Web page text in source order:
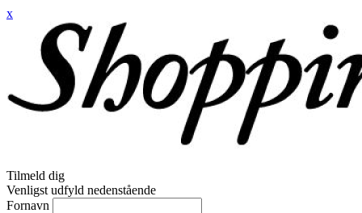
x
Tilmeld dig
Venligst udfyld nedenstående
Fornavn